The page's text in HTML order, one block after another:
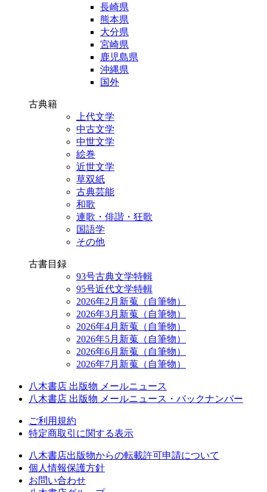
長崎県
熊本県
大分県
宮崎県
鹿児島県
沖縄県
国外
古典籍
上代文学
中古文学
中世文学
絵巻
近世文学
草双紙
古典芸能
和歌
連歌・俳諧・狂歌
国語学
その他
古書目録
93号古典文学特輯
95号近代文学特輯
2026年2月新蒐（自筆物）
2026年3月新蒐（自筆物）
2026年4月新蒐（自筆物）
2026年5月新蒐（自筆物）
2026年6月新蒐（自筆物）
2026年7月新蒐（自筆物）
八木書店 出版物 メールニュース
八木書店 出版物 メールニュース・バックナンバー
ご利用規約
特定商取引に関する表示
八木書店出版物からの転載許可申請について
個人情報保護方針
お問い合わせ